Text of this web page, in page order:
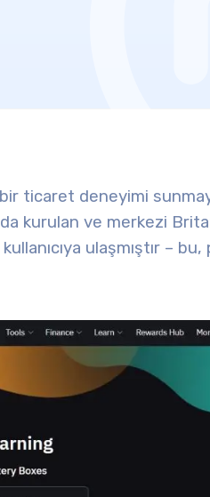
ticaret deneyimi
kurulan ve merkezi
ulaşmıştır –